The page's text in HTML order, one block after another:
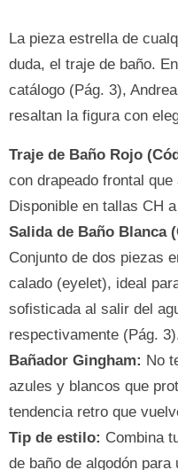
La pieza estrella de
duda, el traje de baño.
catálogo (Pág. 3),
resaltan la figura con
Traje de Baño Rojo
con drapeado frontal
Disponible en tallas CH
Salida de Baño Blanca
Conjunto de dos piezas
calado (eyelet), ideal
sofisticada al salir del
respectivamente (Pág.
Bañador Gingham: No
azules y blancos que
tendencia retro que
Tip de estilo: Combina
de baño de algodón